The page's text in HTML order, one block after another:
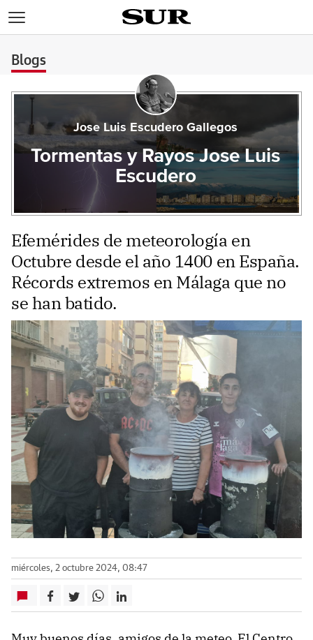
Blogs
Jose Luis Escudero Gallegos
Tormentas y Rayos Jose Luis
Escudero
Efemérides de meteorología en
Octubre desde el año 1400 en España.
Récords extremos en Málaga que no
se han batido.
miércoles, 2 octubre 2024, 08:47